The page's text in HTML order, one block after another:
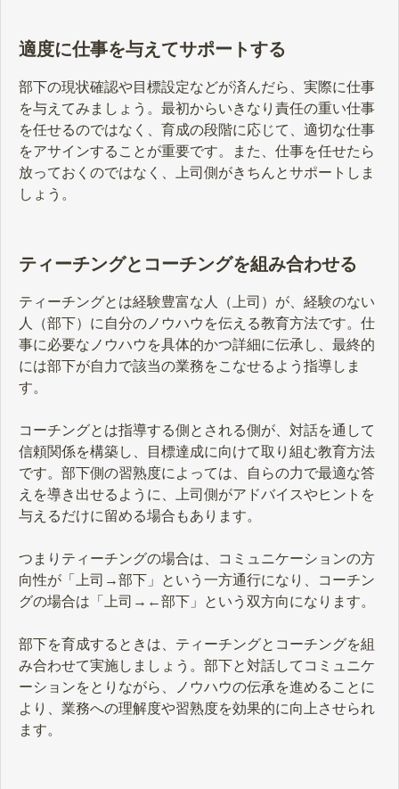
適度に仕事を与えてサポートする
部下の現状確認や目標設定などが済んだら、実際に仕事
を与えてみましょう。最初からいきなり責任の重い仕事
を任せるのではなく、育成の段階に応じて、適切な仕事
をアサインすることが重要です。また、仕事を任せたら
放っておくのではなく、上司側がきちんとサポートしま
しょう。
ティーチングとコーチングを組み合わせる
ティーチングとは経験豊富な人（上司）が、経験のない
人（部下）に自分のノウハウを伝える教育方法です。仕
事に必要なノウハウを具体的かつ詳細に伝承し、最終的
には部下が自力で該当の業務をこなせるよう指導しま
す。
コーチングとは指導する側とされる側が、対話を通して
信頼関係を構築し、目標達成に向けて取り組む教育方法
です。部下側の習熟度によっては、自らの力で最適な答
えを導き出せるように、上司側がアドバイスやヒントを
与えるだけに留める場合もあります。
つまりティーチングの場合は、コミュニケーションの方
向性が「上司→部下」という一方通行になり、コーチン
グの場合は「上司→←部下」という双方向になります。
部下を育成するときは、ティーチングとコーチングを組
み合わせて実施しましょう。部下と対話してコミュニケ
ーションをとりながら、ノウハウの伝承を進めることに
より、業務への理解度や習熟度を効果的に向上させられ
ます。